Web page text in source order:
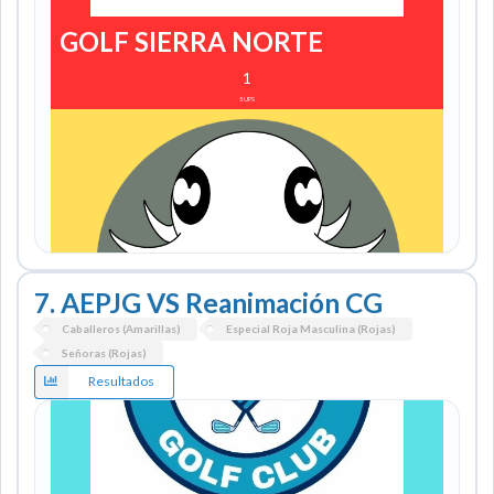
GOLF SIERRA NORTE
1
5UPS
OCTOPUS Golf
7. AEPJG VS Reanimación CG
Caballeros (Amarillas)
Especial Roja Masculina (Rojas)
Señoras (Rojas)
Resultados